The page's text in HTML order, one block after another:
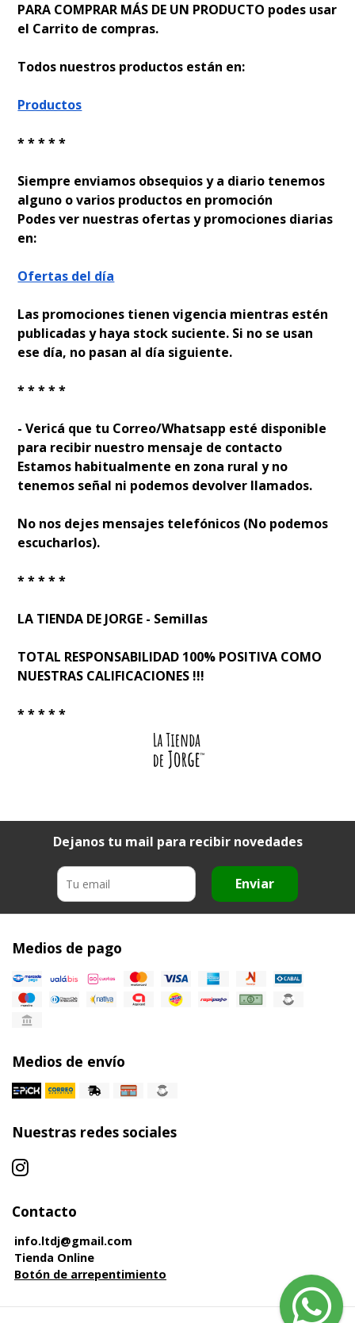
PARA COMPRAR MÁS DE UN PRODUCTO podes usar
el Carrito de compras.
Todos nuestros productos están en:
Productos
* * * * *
Siempre enviamos obsequios y a diario tenemos
alguno o varios productos en promoción
Podes ver nuestras ofertas y promociones diarias
en:
Ofertas del día
Las promociones tienen vigencia mientras estén
publicadas y haya stock suficiente. Si no se usan
ese día, no pasan al día siguiente.
* * * * *
- Verificá que tu Correo/Whatsapp esté disponible
para recibir nuestro mensaje de contacto
Estamos habitualmente en zona rural y no
tenemos señal ni podemos devolver llamados.
No nos dejes mensajes telefónicos (No podemos
escucharlos).
* * * * *
LA TIENDA DE JORGE - Semillas
TOTAL RESPONSABILIDAD 100% POSITIVA COMO
NUESTRAS CALIFICACIONES !!!
* * * * *
Dejanos tu mail para recibir novedades
Enviar
Medios de pago
Medios de envío
Nuestras redes sociales
Contacto
info.ltdj@gmail.com
Tienda Online
Botón de arrepentimiento